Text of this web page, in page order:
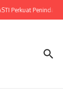
Perkuat Penindakan